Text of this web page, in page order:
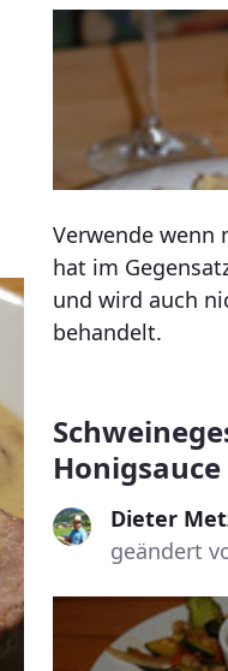
Verwende wenn
hat im
und wird auch
behandelt.
Honigsauce
Dieter
geändert